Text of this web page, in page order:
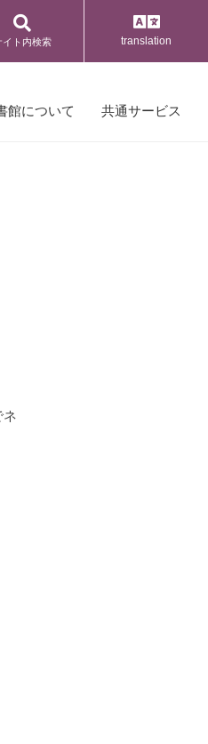
イト内検索 translation
館について 共通サービス
ネ